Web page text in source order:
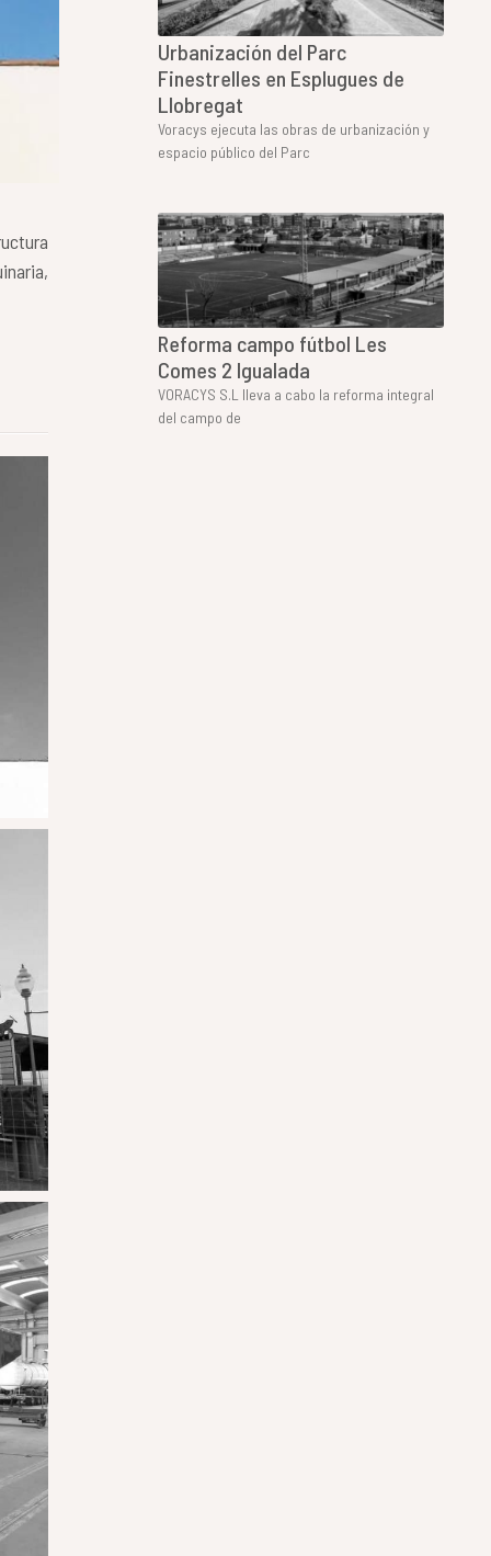
Urbanización del Parc
Finestrelles en Esplugues de
Llobregat
Voracys ejecuta las obras de urbanización y
espacio público del Parc
Reforma campo fútbol Les
Comes 2 Igualada
VORACYS S.L lleva a cabo la reforma integral
del campo de